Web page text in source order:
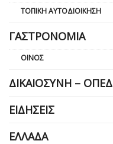
ΤΟΠΙΚΉ ΑΥΤΟΔΙΟΊΚΗΣΗ
ΓΑΣΤΡΟΝΟΜΊΑ
ΟΊΝΟΣ
ΔΙΚΑΙΟΣΎΝΗ – ΟΠΕΔ
ΕΙΔΉΣΕΙΣ
ΕΛΛΆΔΑ